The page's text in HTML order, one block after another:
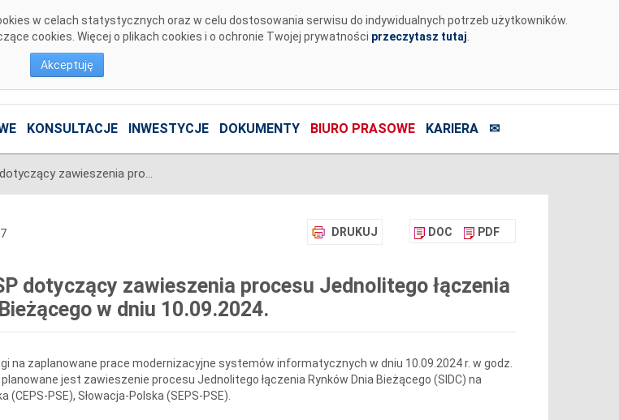
w celach statystycznych oraz w celu dostosowania serwisu do indywidualnych potrzeb użytkowników.
cookies. Więcej o plikach cookies i o ochronie Twojej prywatności przeczytasz tutaj
Akceptuję
KONSULTACJE INWESTYCJE DOKUMENTY BIURO PRASOWE KARIERA ✉
Komunikat OSP dotyczący zawieszenia procesu Jednolitego łączenia Rynków Dnia Bieżącego w dniu 10.09.2024.
DRUKUJ DOC PDF
dotyczący zawieszenia procesu Jednolitego łączenia
w dniu 10.09.2024.
na zaplanowane prace modernizacyjne systemów informatycznych w dniu 10.09.2024 r. w godz.
planowane jest zawieszenie procesu Jednolitego łączenia Rynków Dnia Bieżącego (SIDC) na
PSE), Słowacja-Polska (SEPS-PSE).